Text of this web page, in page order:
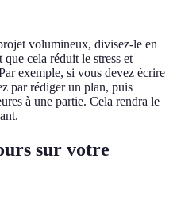
volumineux, divisez-le en
que cela réduit le stress et
exemple, si vous devez écrire
par rédiger un plan, puis
à une partie. Cela rendra le
sur votre